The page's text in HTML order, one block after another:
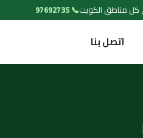
📞 97692735
اتصل بنا